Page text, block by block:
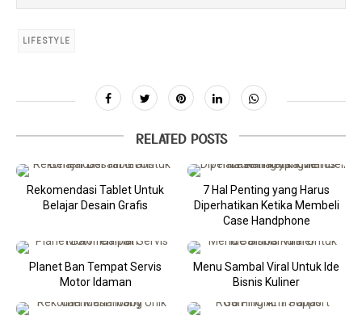
LIFESTYLE
RELATED POSTS
Rekomendasi Tablet Untuk
Belajar Desain Grafis
7 Hal Penting yang Harus
Diperhatikan Ketika Membeli
Case Handphone
Planet Ban Tempat Servis
Motor Idaman
Menu Sambal Viral Untuk Ide
Bisnis Kuliner